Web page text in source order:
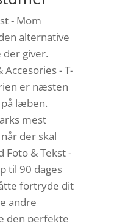
- Mom
alternative
der giver.
Accesories - T-
er næsten
læben.
mest
der skal
Foto & Tekst -
til 90 dages
fortryde dit
andre
den perfekte